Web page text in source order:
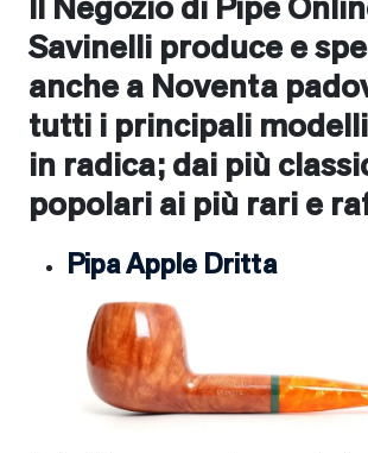
Savinelli produce e
anche a Noventa
tutti i principali
in radica; dai più
popolari ai più rari e
Pipa Apple Dritta